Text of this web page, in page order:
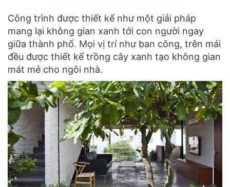
Công trình được thiết kế như một giải pháp
mang lại không gian xanh tới con người ngay
giữa thành phố. Mọi vị trí như ban công, trên mái
đều được thiết kế trồng cây xanh tạo không gian
mát mẻ cho ngôi nhà.